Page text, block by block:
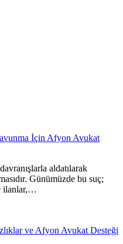
İçin Afyon Avukat
aldatılarak
Günümüzde bu suç;
ilanlar,…
ve Afyon Avukat Desteği